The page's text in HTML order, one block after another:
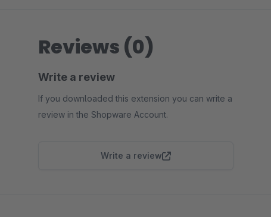
Reviews (0)
Write a review
If you downloaded this extension you can write a
review in the Shopware Account.
Write a review